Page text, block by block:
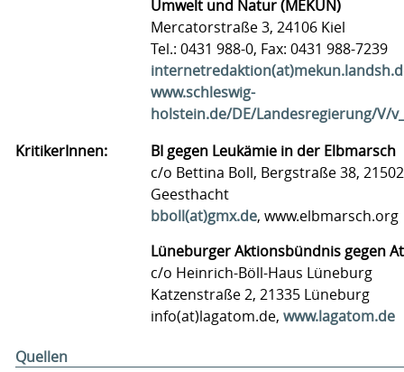
Umwelt und Natur (MEKUN)
Mercatorstraße 3, 24106 Kiel
Tel.: 0431 988-0, Fax: 0431 988-7239
www.schleswig-
holstein.de/DE/Landesregierung/V/
KritikerInnen:
BI gegen Leukämie in der Elbmarsch
c/o Bettina Boll, Bergstraße 38, 21502
Geesthacht
bboll(at)gmx.de, www.elbmarsch.org
Lüneburger Aktionsbündnis gegen
c/o Heinrich-Böll-Haus Lüneburg
Katzenstraße 2, 21335 Lüneburg
info(at)lagatom.de, www.lagatom.de
Quellen